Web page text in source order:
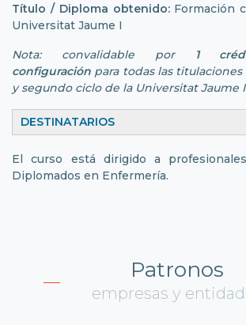
Título / Diploma obtenido:Formación
Universitat Jaume I
Nota: convalidable por
1
configuración para todas las
y segundo ciclo de la Universitat Jaume I
DESTINATARIOS
El curso está dirigido a
Diplomados en Enfermería.
Patronos
empresas y